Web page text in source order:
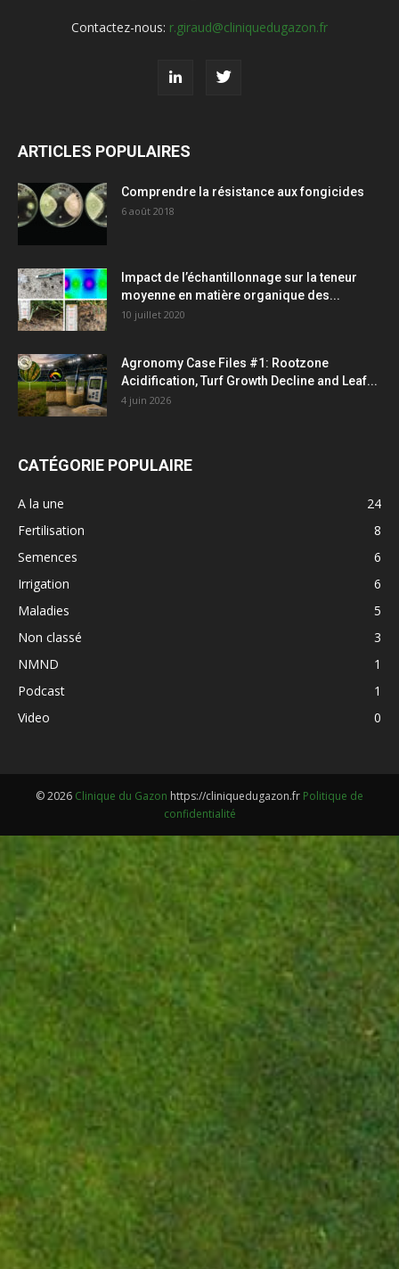
Contactez-nous: r.giraud@cliniquedugazon.fr
ARTICLES POPULAIRES
Comprendre la résistance aux fongicides
6 août 2018
Impact de l’échantillonnage sur la teneur
moyenne en matière organique des...
10 juillet 2020
Agronomy Case Files #1: Rootzone
Acidification, Turf Growth Decline and Leaf...
4 juin 2026
CATÉGORIE POPULAIRE
A la une
24
Fertilisation
8
Semences
6
Irrigation
6
Maladies
5
Non classé
3
NMND
1
Podcast
1
Video
0
© 2026 Clinique du Gazon https://cliniquedugazon.fr Politique de
confidentialité